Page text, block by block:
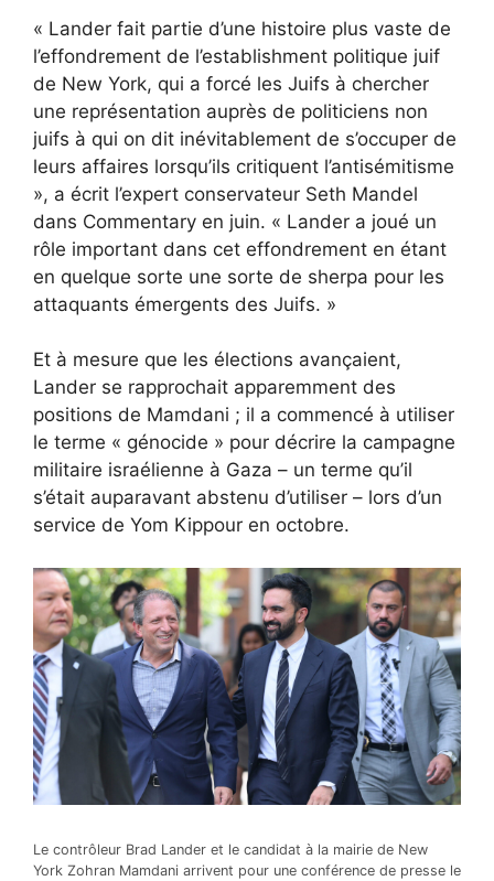
« Lander fait partie d’une histoire plus vaste de
l’effondrement de l’establishment politique juif
de New York, qui a forcé les Juifs à chercher
une représentation auprès de politiciens non
juifs à qui on dit inévitablement de s’occuper de
leurs affaires lorsqu’ils critiquent l’antisémitisme
», a écrit l’expert conservateur Seth Mandel
dans Commentary en juin. « Lander a joué un
rôle important dans cet effondrement en étant
en quelque sorte une sorte de sherpa pour les
attaquants émergents des Juifs. »
Et à mesure que les élections avançaient,
Lander se rapprochait apparemment des
positions de Mamdani ; il a commencé à utiliser
le terme « génocide » pour décrire la campagne
militaire israélienne à Gaza – un terme qu’il
s’était auparavant abstenu d’utiliser – lors d’un
service de Yom Kippour en octobre.
Le contrôleur Brad Lander et le candidat à la mairie de New
York Zohran Mamdani arrivent pour une conférence de presse le